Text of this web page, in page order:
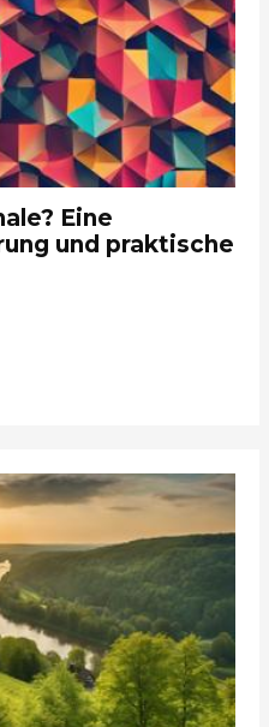
Eine
und praktische